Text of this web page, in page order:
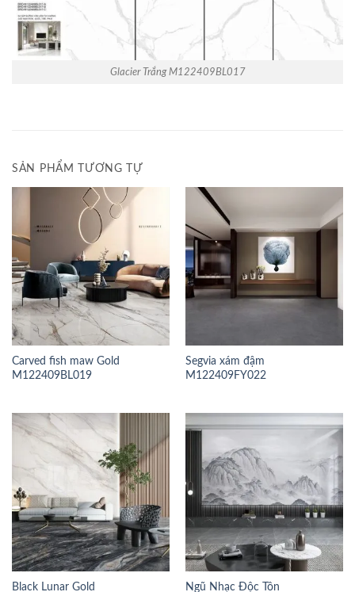
Glacier Trắng M122409BL017
SẢN PHẨM TƯƠNG TỰ
Carved fish maw Gold
M122409BL019
Segvia xám đậm
M122409FY022
Black Lunar Gold Ngũ Nhạc Độc Tôn